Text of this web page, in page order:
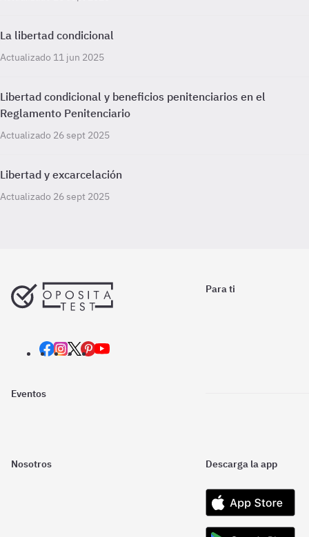
La libertad condicional
Actualizado 11 jun 2025
Libertad condicional y beneficios penitenciarios en el
Reglamento Penitenciario
Actualizado 26 sept 2025
Libertad y excarcelación
Actualizado 26 sept 2025
Para ti
Eventos
Nosotros Descarga la app